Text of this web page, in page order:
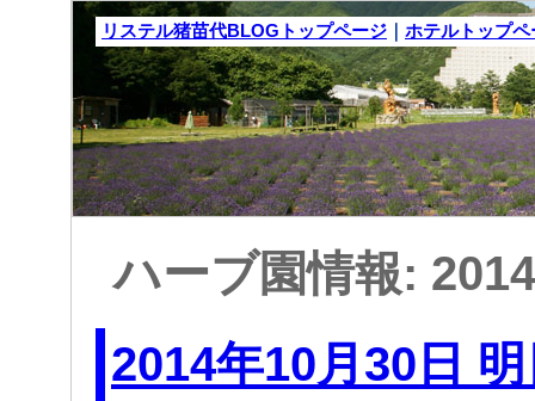
リステル猪苗代BLOGトップページ ｜ ホテルトップペ
ハーブ園情報:
2014年10月30日